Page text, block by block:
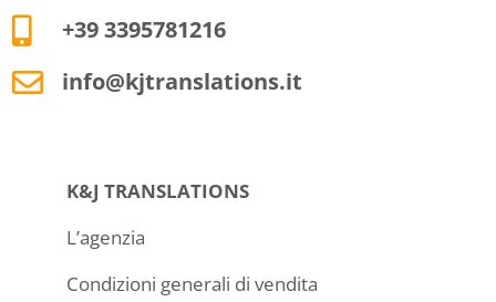
+39 3395781216
info@kjtranslations.it
K&J TRANSLATIONS
L’agenzia
Condizioni generali di vendita